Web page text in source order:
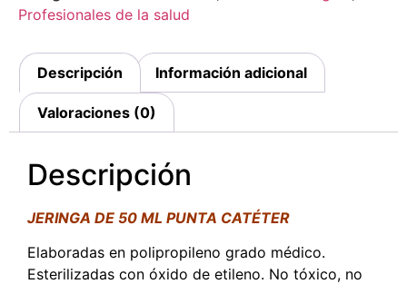
Profesionales de la salud
Descripción Información adicional
Valoraciones (0)
Descripción
JERINGA DE 50 ML PUNTA CATÉTER
Elaboradas en polipropileno grado médico.
Esterilizadas con óxido de etileno. No tóxico, no